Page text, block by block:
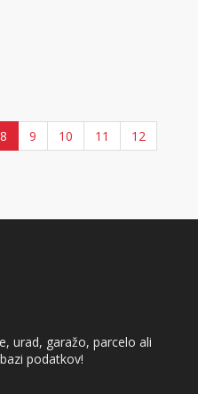
8 9 10 11
12
urad, garažo, parcelo ali
podatkov!